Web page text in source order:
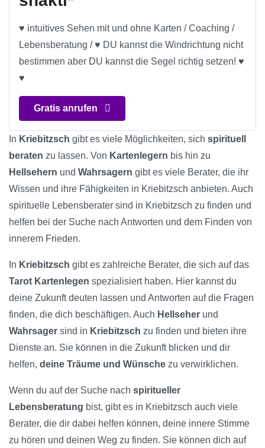
♥ intuitives Sehen mit und ohne Karten / Coaching /
Lebensberatung / ♥ DU kannst die Windrichtung nicht
bestimmen aber DU kannst die Segel richtig setzen! ♥
♥
Gratis anrufen
In Kriebitzsch gibt es viele Möglichkeiten, sich spirituell
beraten zu lassen. Von Kartenlegern bis hin zu
Hellsehern und Wahrsagern gibt es viele Berater, die ihr
Wissen und ihre Fähigkeiten in Kriebitzsch anbieten. Auch
spirituelle Lebensberater sind in Kriebitzsch zu finden und
helfen bei der Suche nach Antworten und dem Finden von
innerem Frieden.
In Kriebitzsch gibt es zahlreiche Berater, die sich auf das
Tarot Kartenlegen spezialisiert haben. Hier kannst du
deine Zukunft deuten lassen und Antworten auf die Fragen
finden, die dich beschäftigen. Auch Hellseher und
Wahrsager sind in Kriebitzsch zu finden und bieten ihre
Dienste an. Sie können in die Zukunft blicken und dir
helfen, deine Träume und Wünsche zu verwirklichen.
Wenn du auf der Suche nach spiritueller
Lebensberatung bist, gibt es in Kriebitzsch auch viele
Berater, die dir dabei helfen können, deine innere Stimme
zu hören und deinen Weg zu finden. Sie können dich auf